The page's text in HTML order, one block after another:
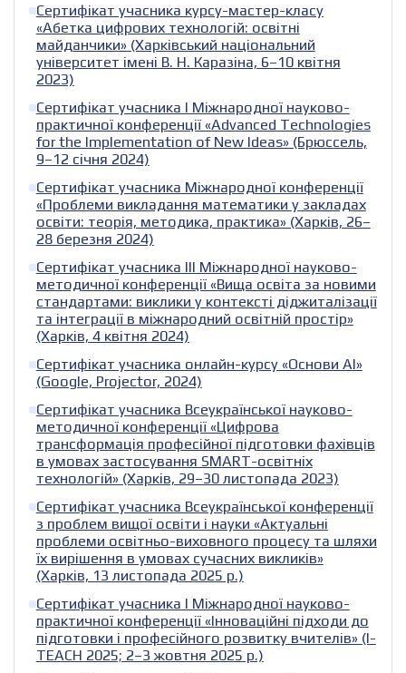
Сертифікат учасника курсу-мастер-класу
«Абетка цифрових технологій: освітні
майданчики» (Харківський національний
університет імені В. Н. Каразіна, 6–10 квітня
2023)
Сертифікат учасника I Міжнародної науково-
практичної конференції «Advanced Technologies
for the Implementation of New Ideas» (Брюссель,
9–12 січня 2024)
Сертифікат учасника Міжнародної конференції
«Проблеми викладання математики у закладах
освіти: теорія, методика, практика» (Харків, 26–
28 березня 2024)
Сертифікат учасника III Міжнародної науково-
методичної конференції «Вища освіта за новими
стандартами: виклики у контексті діджиталізації
та інтеграції в міжнародний освітній простір»
(Харків, 4 квітня 2024)
Сертифікат учасника онлайн-курсу «Основи AI»
(Google, Projector, 2024)
Сертифікат учасника Всеукраїнської науково-
методичної конференції «Цифрова
трансформація професійної підготовки фахівців
в умовах застосування SMART-освітніх
технологій» (Харків, 29–30 листопада 2023)
Сертифікат учасника Всеукраїнської конференції
з проблем вищої освіти і науки «Актуальні
проблеми освітньо-виховного процесу та шляхи
їх вирішення в умовах сучасних викликів»
(Харків, 13 листопада 2025 р.)
Сертифікат учасника I Міжнародної науково-
практичної конференції «Інноваційні підходи до
підготовки і професійного розвитку вчителів» (I-
TEACH 2025; 2–3 жовтня 2025 р.)